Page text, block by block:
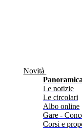
Novità
Panoramica
Le notizie
Le circolari
Albo online
Gare -
Corsi e